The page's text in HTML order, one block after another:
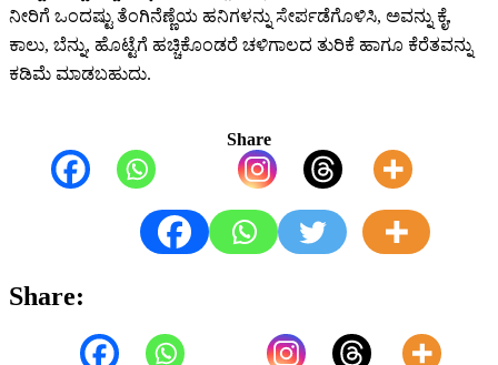
ನೀರಿಗೆ ಒಂದಷ್ಟು ತೆಂಗಿನೆಣ್ಣೆಯ ಹನಿಗಳನ್ನು ಸೇರ್ಪಡೆಗೊಳಿಸಿ, ಅವನ್ನು ಕೈ,
ಕಾಲು, ಬೆನ್ನು, ಹೊಟ್ಟೆಗೆ ಹಚ್ಚಿಕೊಂಡರೆ ಚಳಿಗಾಲದ ತುರಿಕೆ ಹಾಗೂ ಕೆರೆತವನ್ನು
ಕಡಿಮೆ ಮಾಡಬಹುದು.
Share
Share: